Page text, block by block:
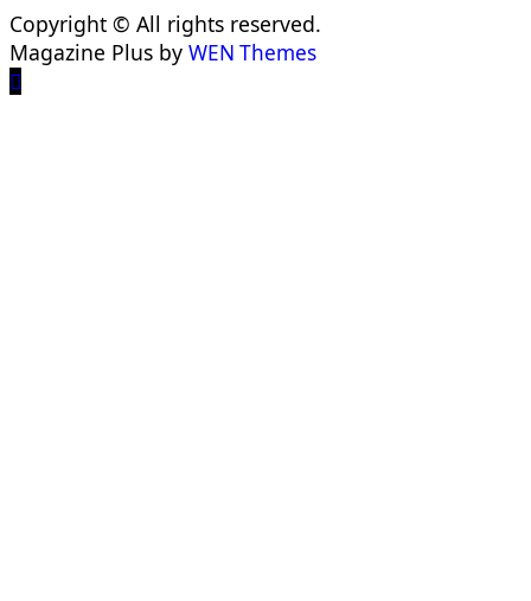
Copyright © All rights reserved.
Magazine Plus by WEN Themes